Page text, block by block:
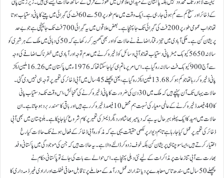
کے ذخائر اور سطح کم سے کم ہوتی جا رہی ہے۔ ایک وقت میں عام طور پر 50سے 60فٹ کی گہرائی میں پینے کا پانی دستیاب ہوتا
تھا جو اب عمومی طور پر 200فٹ کی گہرائی تک جا پہنچا ہے۔ بعض علاقوں میں یہ گہرائی 700فٹ تک جا پہنچی ہے جو بے حد
پریشان کن ہے۔ ملکی آبادی میں تیز رفتار اضافے نے حالات کو اور بھی گھمبیر کر رکھا ہے کہ 50کی دہائی میں ملک کے ہر شہری کو
سالانہ 5650کیوبک میٹر پانی دستیاب تھا جو آبی وسائل کو ذخیرہ کرنے میں عدم توجہ اور آبادی میں خطرناک اضافے کی وجہ
سے آج 900کیوبک فٹ سالانہ رہ گیا ہے۔ اس امر پر ماتم ہی کیا جا سکتا تھا کہ 1976ء میں پاکستان میں 16.26ملین ایکڑ
پانی ذخیرہ کر رہا تھا جو کم ہو کر 13.68ملین ایکڑرہ گیا ہے، یعنی پچھلے 45سال میں آبی ذخائر کی تعمیر پر توجہ ہی نہیں دی گئی۔
حالات یہاں تک آن پہنچے ہیں کہ ملک میں 30دن کی ضرورت کا پانی ذخیرہ کرنے کی گنجائش،اس وقت تک دستیاب پانی
کا 40فیصد ذخیرہ کرنے کے عالمی معیار کی نسبت ہم محض 10فیصد ذخیرہ کر رہے ہیں اور باقی کا سمندر برد ہو جاتا ہے۔ ان
حالات میں امید کا ایک پہلو بہرحال یہ ہے کہ دیامیربھاشا اور دیگر ڈیمز کی تعمیر پر کام شروع کیا جا چکا ہے۔ بلوچستان میں بھی آبی
ذخائر کی تعمیر پر عمل کیا جا رہا ہے تاہم دیوار پر لکھی حقیقت یہی ہے کہ مذکورہ آبی ذخائر کے فعال ہونے تک حالات کیا رخ
اختیارکرتے ہیں، ایسا سوچنا ہی پریشان کن بلکہ خوف زدہ کر ڈالنے والا ہے۔ یہ حالات ہیں کہ جن کی موجودگی میں پاکستانی وفد
بھارت سے آبی تنازعات پر مذاکرات کے لیے نئی دہلی پہنچا ہے۔اس حوالے سے بات کی جائے تو پاکستانی حکام نے
پچھلے 50سال میں سندھ تاس معاہدے پر دیانتدارانہ عمل درآمد کے معاملے پر ناقابل معافی غفلت اور ارادی غیر ذمہ داری کا